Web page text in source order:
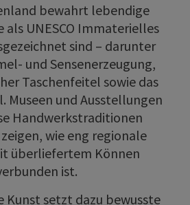
bewahrt lebendige
als UNESCO Immaterielles
sind – darunter
und Sensenerzeugung,
Taschenfeitel sowie das
Museen und Ausstellungen
Handwerkstraditionen
wie eng regionale
überliefertem Können
ist.
Kunst setzt dazu bewusste